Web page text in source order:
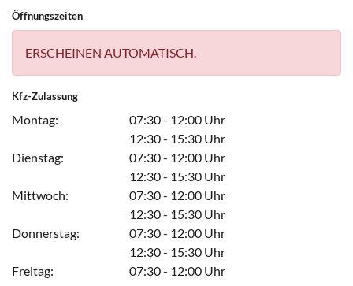
Öffnungszeiten
ERSCHEINEN AUTOMATISCH.
Kfz-Zulassung
Montag:
07:30 - 12:00 Uhr
12:30 - 15:30 Uhr
Dienstag:
07:30 - 12:00 Uhr
12:30 - 15:30 Uhr
Mittwoch:
07:30 - 12:00 Uhr
12:30 - 15:30 Uhr
Donnerstag:
07:30 - 12:00 Uhr
12:30 - 15:30 Uhr
Freitag:
07:30 - 12:00 Uhr